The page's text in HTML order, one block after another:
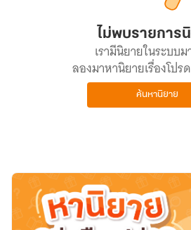
ไม่พบรายการ
เรามีนิยายในระบบ
ลองมาหานิยายเรื่องโป
ค้นหานิยาย